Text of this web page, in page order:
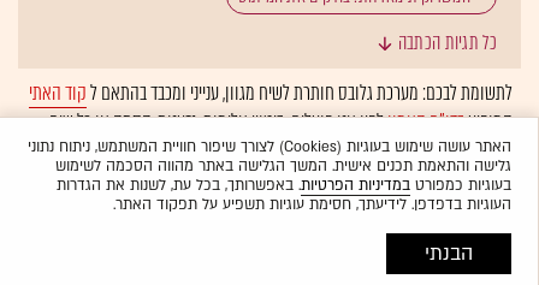
משפחת המלוכה הבריטית
מלוכה גרמניה היסטוריה
כל תגיות הכתבה
לתשומת לבכם: מערכת גלובס חותרת לשיח מגוון, ענייני ומכבד בהתאם לקוד האתי
המופיעבדו"ח האמוןלפיו אנו פועלים. ביטויי אלימות, גזענות, הסתה או כל שיח
בלתי הולם אחר מסוננים בצורהאוטומטיתולא יפורסמו באתר.
האתר עושה שימוש בעוגיות (Cookies) לצורך שיפור חוויית המשתמש, ניתוח נתוני
גלישה והתאמת תכנים אישית. המשך הגלישה באתר מהווה הסכמה לשימוש
בעוגיות כמפורטבמדיניות הפרטיות. באפשרותך, בכל עת, לשנות את הגדרות
העוגיות בדפדפן. לידיעתך, חסימת עוגיות תשפיע על תפקוד האתר.
הבנתי